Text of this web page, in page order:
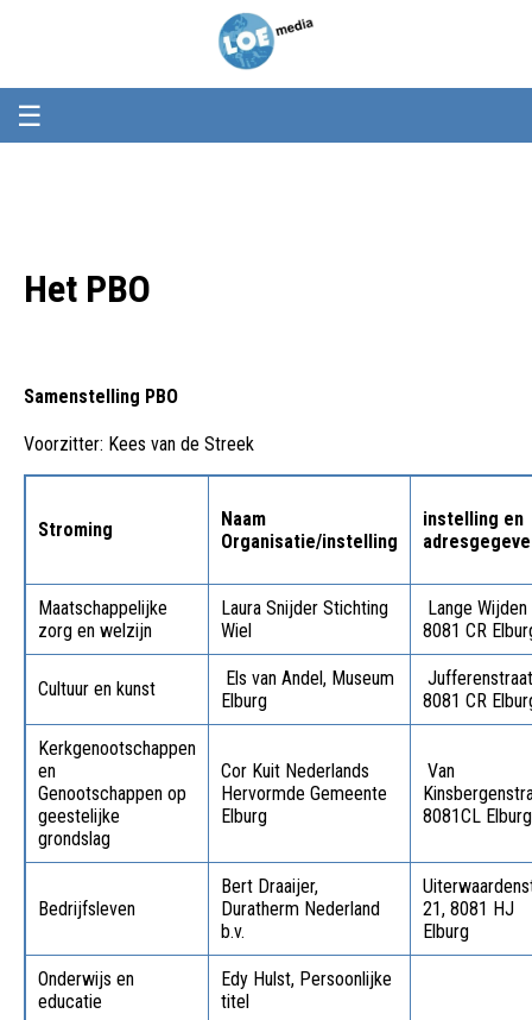
speelt!
☰
Het PBO
Samenstelling PBO
Voorzitter: Kees van de Streek
Stroming
Naam
Organisatie/instelling
instelling en
Maatschappelijke
zorg en welzijn
Laura Snijder Stichting
Wiel
Lange
8081 CR
Cultuur en kunst
Els van Andel, Museum
Elburg
8081 CR
Kerkgenootschappen
en
Genootschappen op
geestelijke
grondslag
Cor Kuit Nederlands
Hervormde Gemeente
Elburg
Van
8081CL Elburg
Bedrijfsleven
Bert Draaijer,
Duratherm Nederland
b.v.
21, 8081 HJ
Elburg
Onderwijs en
educatie
Edy Hulst, Persoonlijke
titel